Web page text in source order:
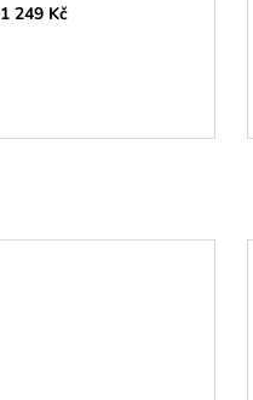
1 249 Kč